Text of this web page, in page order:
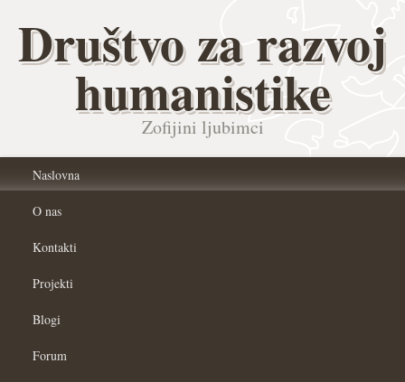
Društvo za razvoj
humanistike
Zofijini ljubimci
Naslovna
O nas
Kontakti
Projekti
Blogi
Forum